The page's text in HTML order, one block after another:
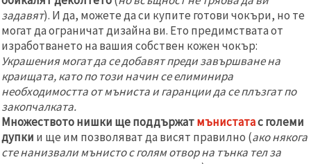
задавят). И да, можете да си купите готови чокъри, но те
могат да ограничат дизайна ви. Ето предимствата от
изработването на вашия собствен кожен чокър:
Украшения могат да се добавят преди завършване на
краищата, като по този начин се елиминира
необходимостта от мъниста и гаранции да се плъзгат по
закопчалката.
Множеството нишки ще поддържатмънистатас големи
дупки и ще им позволяват да висят правилно (ако някога
сте нанизвали мънисто с голям отвор на тънка тел за